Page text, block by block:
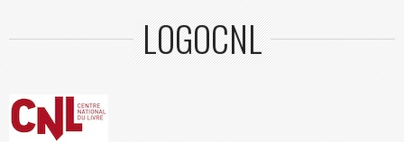
LOGOCNL